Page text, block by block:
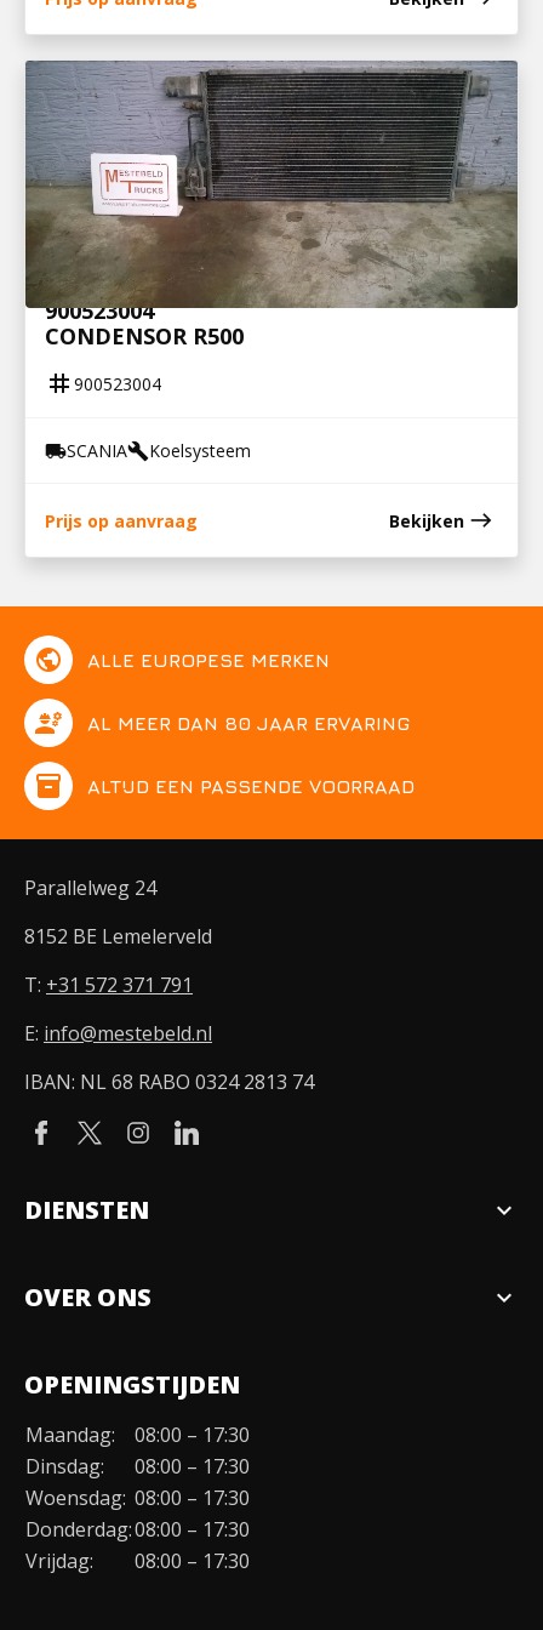
900523004
CONDENSOR R500
tag 900523004
local_shippingSCANIAbuildKoelsysteem
Prijs op aanvraag Bekijken east
public ALLE EUROPESE MERKEN
engineering AL MEER DAN 80 JAAR ERVARING
inventory ALTIJD EEN PASSENDE VOORRAAD
Parallelweg 24
8152 BE Lemelerveld
T: +31 572 371 791
E: info@mestebeld.nl
IBAN: NL 68 RABO 0324 2813 74
DIENSTEN expand_more
OVER ONS expand_more
Organisatie
Duurzaamheid
Werken bij
Contact
OPENINGSTIJDEN
Maandag:
08:00 – 17:30
Dinsdag:
08:00 – 17:30
Woensdag: 08:00 – 17:30
Donderdag:08:00 – 17:30
Vrijdag:
08:00 – 17:30